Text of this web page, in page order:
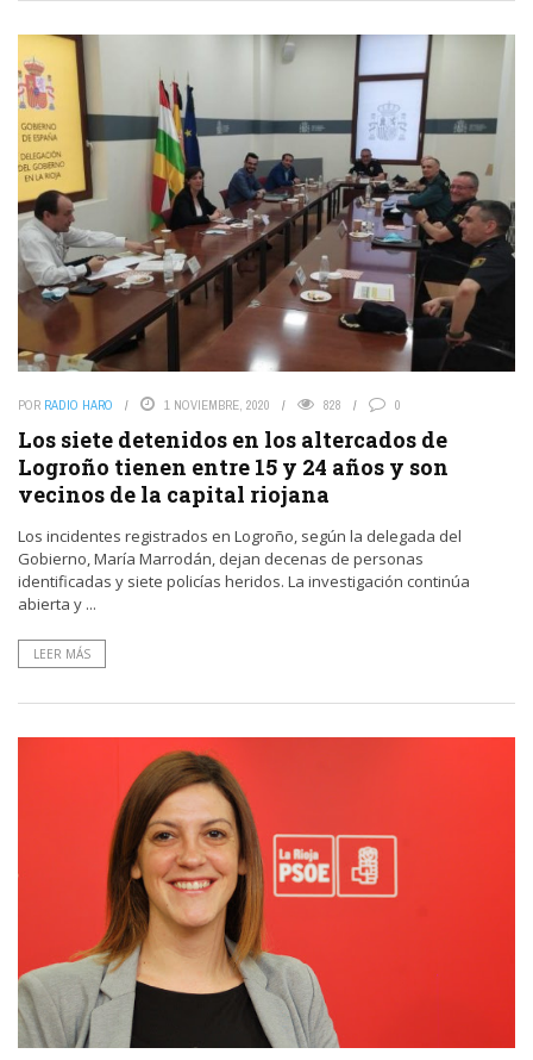
POR RADIO HARO 1 NOVIEMBRE, 2020 828 0
Los siete detenidos en los altercados de
Logroño tienen entre 15 y 24 años y son
vecinos de la capital riojana
Los incidentes registrados en Logroño, según la delegada del
Gobierno, María Marrodán, dejan decenas de personas
identificadas y siete policías heridos. La investigación continúa
abierta y ...
LEER MÁS